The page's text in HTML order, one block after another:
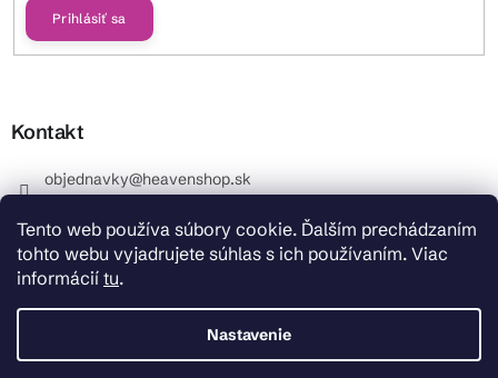
Tento web používa súbory cookie. Ďalším prechádzaním
tohto webu vyjadrujete súhlas s ich používaním. Viac
informácií tu.
Nastavenie
Prihlásiť sa
Kontakt
objednavky@heavenshop.sk
_Info objednávky : +421 914 399 399 Pracovné dni od
8.00 hod. do 12.00 . REKLAMÁCIE : +421 914 399 399
HeavenShop.sk
HeavenShop.sk